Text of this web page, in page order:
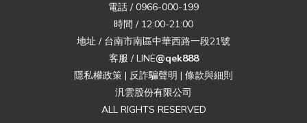
電話 / 0966-000-199
時間 / 12:00-21:00
地址 / 台南市南區中華西路一段21號
客服 / LINE@qek888
隱私權政策 | 反詐騙聲明 | 條款與細則
汎雲股份有限公司
ALL RIGHTS RESERVED